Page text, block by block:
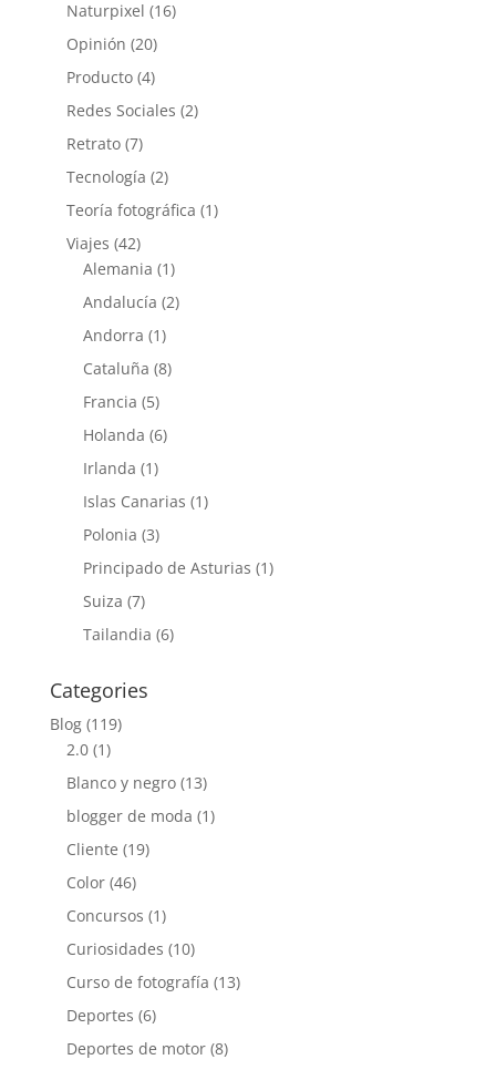
Naturpixel (16)
Opinión (20)
Producto(4)
Redes Sociales (2)
Retrato(7)
Tecnología (2)
Teoría fotográfica (1)
Viajes (42)
Alemania (1)
Andalucía (2)
Andorra (1)
Cataluña (8)
Francia (5)
Holanda (6)
Irlanda (1)
Islas Canarias (1)
Polonia (3)
Principado de Asturias (1)
Suiza (7)
Tailandia (6)
Categories
Blog(119)
2.0(1)
Blanco y negro(13)
blogger de moda (1)
Cliente (19)
Color(46)
Concursos (1)
Curiosidades (10)
Curso de fotografía (13)
Deportes (6)
Deportes de motor(8)